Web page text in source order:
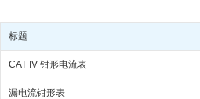
标题
CAT IV 钳形电流表
漏电流钳形表